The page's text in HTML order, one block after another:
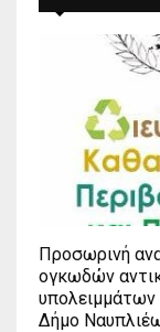
Προσωρινή
ογκωδών
Δήμο